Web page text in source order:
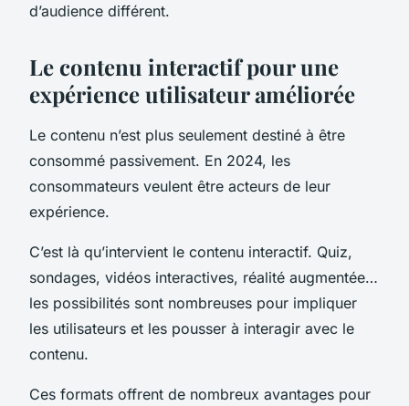
d’audience différent.
Le contenu interactif pour une
expérience utilisateur améliorée
Le contenu n’est plus seulement destiné à être
consommé passivement. En 2024, les
consommateurs veulent être acteurs de leur
expérience.
C’est là qu’intervient le contenu interactif. Quiz,
sondages, vidéos interactives, réalité augmentée…
les possibilités sont nombreuses pour impliquer
les utilisateurs et les pousser à interagir avec le
contenu.
Ces formats offrent de nombreux avantages pour